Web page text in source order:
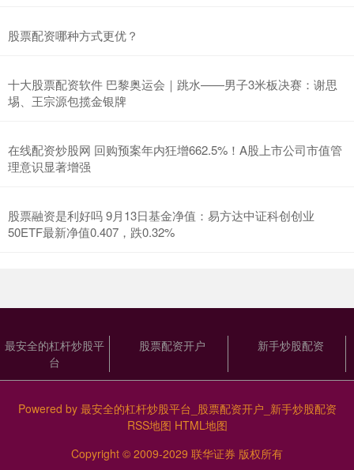
股票配资哪种方式更优？
十大股票配资软件 巴黎奥运会｜跳水——男子3米板决赛：谢思
埸、王宗源包揽金银牌
在线配资炒股网 回购预案年内狂增662.5%！A股上市公司市值管
理意识显著增强
股票融资是利好吗 9月13日基金净值：易方达中证科创创业
50ETF最新净值0.407，跌0.32%
最安全的杠杆炒股平
台
股票配资开户 新手炒股配资
Powered by 最安全的杠杆炒股平台_股票配资开户_新手炒股配资
RSS地图 HTML地图
Copyright © 2009-2029 联华证券 版权所有